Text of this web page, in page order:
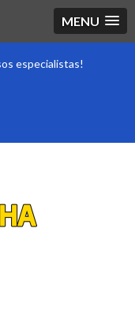
MENU
especialistas!